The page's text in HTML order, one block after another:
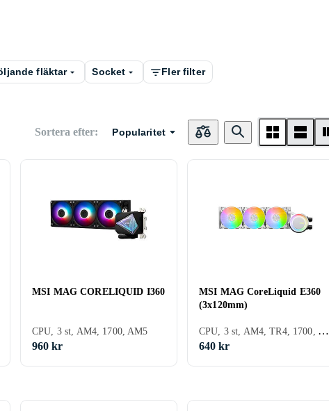
fläktar Socket
Fler filter
Sortera efter: Popularitet
MSI MAG CORELIQUID I360
CPU, 3 st, AM4, 1700, AM5
960 kr
MSI MAG CoreLiquid E360
(3x120mm)
CPU, 3 st, AM4, TR4, 1700, AM5
640 kr